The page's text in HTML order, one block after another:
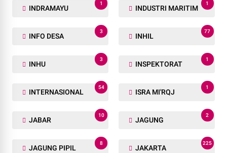
INDRAMAYU
1
INDUSTRI MARITIM
1
INFO DESA
3
INHIL
77
INHU
3
INSPEKTORAT
1
INTERNASIONAL
54
ISRA MI'RQJ
1
JABAR
10
JAGUNG
2
JAGUNG PIPIL
8
JAKARTA
225